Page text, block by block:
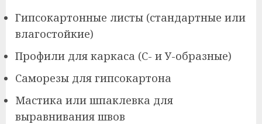
Гипсокартонные листы (стандартные или
влагостойкие)
Профили для каркаса (С- и У-образные)
Саморезы для гипсокартона
Мастика или шпаклевка для
выравнивания швов